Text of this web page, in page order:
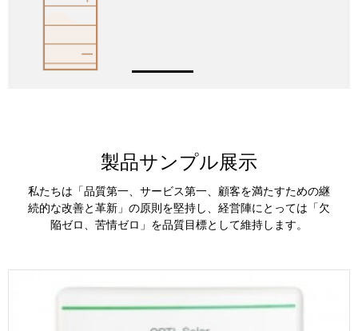
製品サンプル展示
私たちは「品質第一、サービス第一、顧客を満たすための継
続的な改善と革新」の原則を堅持し、経営陣にとっては「欠
陥ゼロ、苦情ゼロ」を品質目標として維持します。